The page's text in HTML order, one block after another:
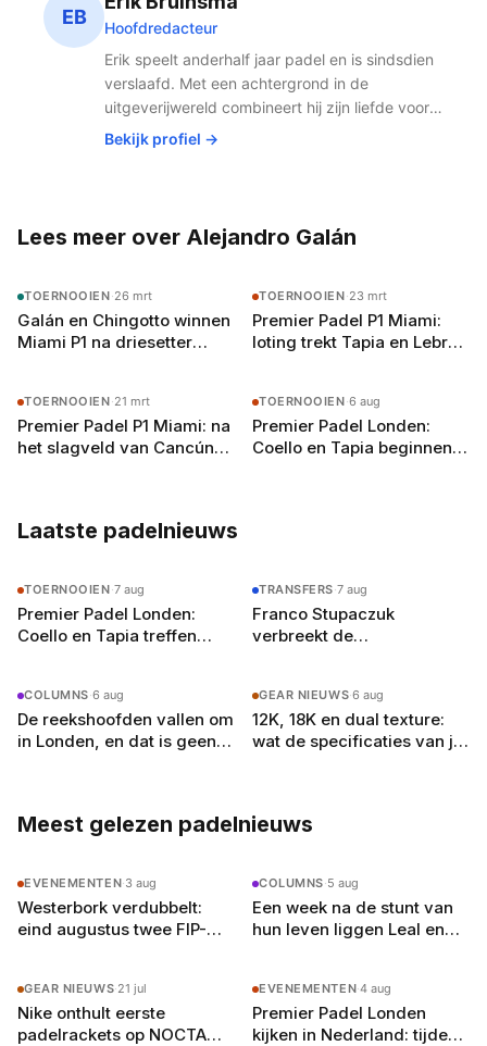
internationale toernooien die het seizoen kleuren.
EB
Hoofdredacteur
Erik speelt anderhalf jaar padel en is sindsdien
verslaafd. Met een achtergrond in de
uitgeverijwereld combineert hij zijn liefde voor
publishing met de snelst groeiende sport van
Bekijk profiel →
Lees meer over Alejandro Galán
TOERNOOIEN·26 mrt
Galán en Chingotto winnen
Miami P1 na driesetter
TOERNOOIEN·23 mrt
Premier Padel P1 Miami:
loting trekt Tapia en Lebrón
TOERNOOIEN·21 mrt
Premier Padel P1 Miami: na
het slagveld van Cancún
TOERNOOIEN·6 aug
Premier Padel Londen:
Coello en Tapia beginnen
Laatste padelnieuws
TOERNOOIEN·7 aug
Premier Padel Londen:
Coello en Tapia treffen
TRANSFERS·7 aug
Franco Stupaczuk
verbreekt de
COLUMNS·6 aug
De reekshoofden vallen om
in Londen, en dat is geen
GEAR NIEUWS·6 aug
12K, 18K en dual texture:
wat de specificaties van je
Meest gelezen padelnieuws
EVENEMENTEN·3 aug
Westerbork verdubbelt:
eind augustus twee FIP-
COLUMNS·5 aug
Een week na de stunt van
hun leven liggen Leal en
GEAR NIEUWS·21 jul
Nike onthult eerste
padelrackets op NOCTA
EVENEMENTEN·4 aug
Premier Padel Londen
kijken in Nederland: tijden,